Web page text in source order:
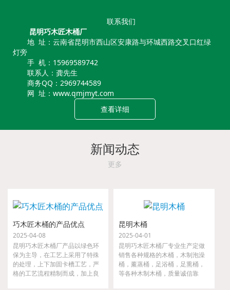
联系我们
昆明巧木匠木桶厂
地 址：云南省昆明市西山区安康路与环城西路交叉口红绿
灯旁
手 机：15969589742
联系人：龚先生
商务QQ：2969744589
网 址：www.qmjmyt.com
查看详细
新闻动态
更多
巧木匠木桶的产品优点
2025-04-08
昆明巧木匠木桶厂产品以绿色环
保为主导，在工艺上采用了特殊
的处理，上下加固卡槽工艺，严
格的工艺流程精制而成，加上良
昆明木桶
2025-04-01
昆明巧木匠木桶厂专业生产定做
销售各种规格的木桶，木制泡澡
桶，薰蒸桶，足浴桶，足熏桶，
等各种木制木桶，质量诚信靠